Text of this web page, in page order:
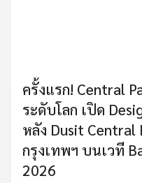
ครั้งแรก! Central
ระดับโลก เปิด
หลัง Dusit Central
กรุงเทพฯ บนเวที
2026